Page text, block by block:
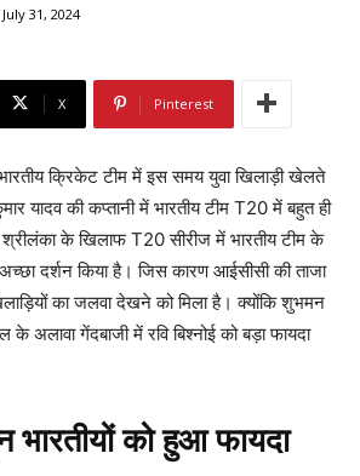
July 31, 2024
X Pinterest
क्रिकेट टीम में इस समय युवा खिलाड़ी खेलते
यादव की कप्तानी में भारतीय टीम T20 में बहुत ही
श्रीलंका के खिलाफ T20 सीरीज में भारतीय टीम के
दर्शन किया है। जिस कारण आईसीसी की ताजा
का जलवा देखने को मिला है। क्योंकि शुभमन
अलावा गेंदबाजी में रवि बिश्नोई को बड़ा फायदा
भारतीयों को हुआ फायदा